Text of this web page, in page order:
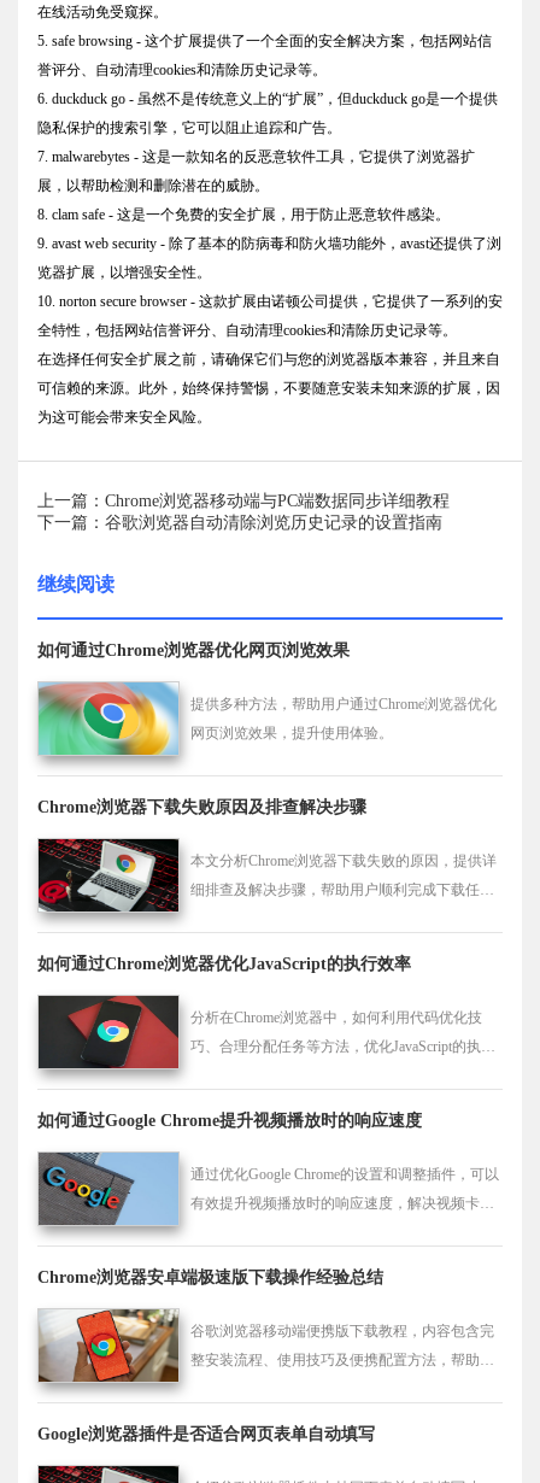
在线活动免受窥探。
5. safe browsing - 这个扩展提供了一个全面的安全解决方案，包括网站信
誉评分、自动清理cookies和清除历史记录等。
6. duckduck go - 虽然不是传统意义上的“扩展”，但duckduck go是一个提供
隐私保护的搜索引擎，它可以阻止追踪和广告。
7. malwarebytes - 这是一款知名的反恶意软件工具，它提供了浏览器扩
展，以帮助检测和删除潜在的威胁。
8. clam safe - 这是一个免费的安全扩展，用于防止恶意软件感染。
9. avast web security - 除了基本的防病毒和防火墙功能外，avast还提供了浏
览器扩展，以增强安全性。
10. norton secure browser - 这款扩展由诺顿公司提供，它提供了一系列的安
全特性，包括网站信誉评分、自动清理cookies和清除历史记录等。
在选择任何安全扩展之前，请确保它们与您的浏览器版本兼容，并且来自
可信赖的来源。此外，始终保持警惕，不要随意安装未知来源的扩展，因
为这可能会带来安全风险。
上一篇：Chrome浏览器移动端与PC端数据同步详细教程
下一篇：谷歌浏览器自动清除浏览历史记录的设置指南
继续阅读
如何通过Chrome浏览器优化网页浏览效果
提供多种方法，帮助用户通过Chrome浏览器优化
网页浏览效果，提升使用体验。
Chrome浏览器下载失败原因及排查解决步骤
本文分析Chrome浏览器下载失败的原因，提供详
细排查及解决步骤，帮助用户顺利完成下载任
如何通过Chrome浏览器优化JavaScript的执行效率
分析在Chrome浏览器中，如何利用代码优化技
巧、合理分配任务等方法，优化JavaScript的执行
如何通过Google Chrome提升视频播放时的响应速度
通过优化Google Chrome的设置和调整插件，可以
有效提升视频播放时的响应速度，解决视频卡
Chrome浏览器安卓端极速版下载操作经验总结
谷歌浏览器移动端便携版下载教程，内容包含完
整安装流程、使用技巧及便携配置方法，帮助用
Google浏览器插件是否适合网页表单自动填写